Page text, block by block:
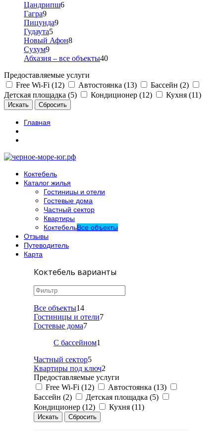
Цандрипш6
Гагра9
Пицунда9
Гудаута5
Новый Афон8
Сухум9
Абхазия – все объекты40
Предоставляемые услуги
Free Wi-Fi (12)
Автостоянка (13)
Бассейн (2)
Детская площадка (5)
Кондиционер (12) Кухня (11)
Главная
Коктебель
Каталог жилья
Гостиницы и отели
Гостевые дома
Частный сектор
Квартиры
КоктебельВсе объекты
Отзывы
Путеводитель
Карта
Коктебель варианты
Все объекты14
Гостиницы и отели7
Гостевые дома7
С бассейном1
Частный сектор5
Квартиры под ключ2
Предоставляемые услуги
Free Wi-Fi (12)
Автостоянка (13)
Бассейн (2)
Детская площадка (5)
Кондиционер (12)
Кухня (11)